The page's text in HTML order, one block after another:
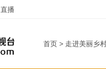
直播
首页 > 走进美丽乡